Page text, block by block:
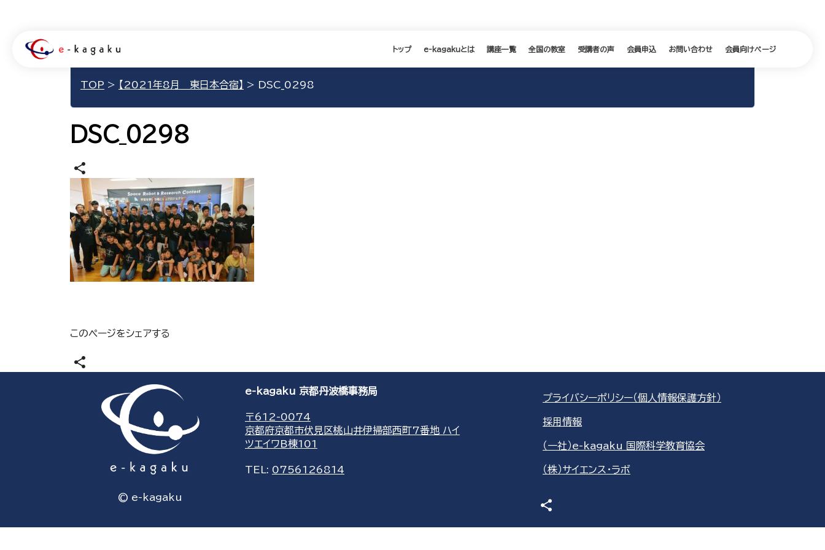
トップ e-kagakuとは 講座一覧 全国の教室 受講者の声 会員申込 お問い合わせ 会員向けページ
TOP > 【2021年8月 東日本合宿】 > DSC_0298
DSC_0298
share
このページをシェアする
share
© e-kagaku
e-kagaku 京都丹波橋事務局
〒612-0074
京都府京都市伏見区桃山井伊掃部西町7番地 ハイ
ツエイワB棟101
TEL: 0756126814
プライバシーポリシー（個人情報保護方針）
採用情報
（一社）e-kagaku 国際科学教育協会
（株）サイエンス・ラボ
share